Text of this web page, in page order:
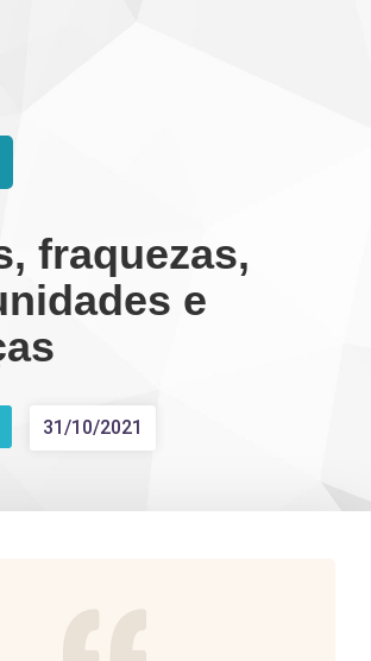
fraquezas,
e
31/10/2021